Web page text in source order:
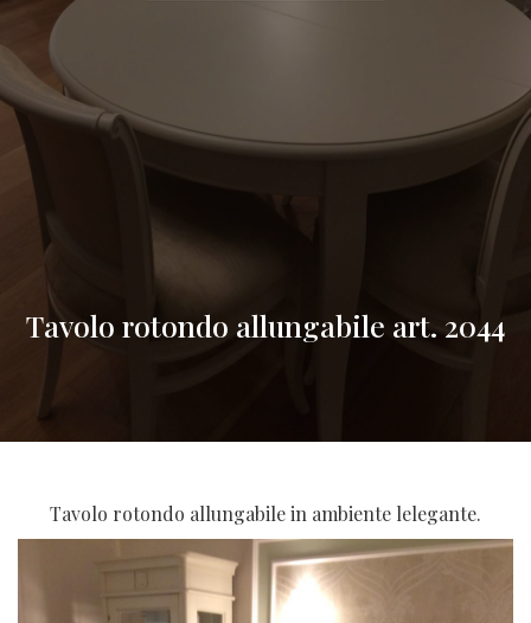
Tavolo rotondo allungabile art. 2044
Tavolo rotondo allungabile in ambiente lelegante.